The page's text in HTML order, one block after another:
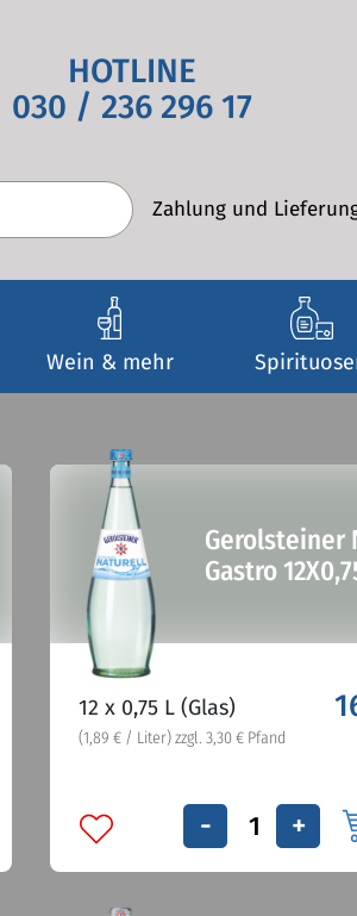
HOTLINE
030 / 236 296 17
Zahlung und
Wein & mehr
Gerolsteiner
Gastro
12 x 0,75 L (Glas)
(1,89 € / Liter) zzgl. 3,30 € Pfand
- +